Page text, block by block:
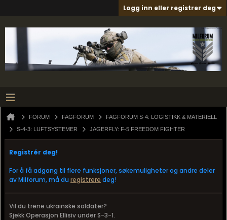
Logg inn eller registrer deg
FORUM FAGFORUM
FAGFORUM S-4: LOGISTIKK & MATERIELL
S-4-3: LUFTSYSTEMER
JAGERFLY: F-5 FREEDOM FIGHTER
Registrér deg!
For å få adgang til flere funksjoner, søkemuligheter og andre deler
av Milforum, må du registrere deg!
Vil du trene ukrainske soldater?
Sjekk Operasjon Ellisiv under S-3-1.